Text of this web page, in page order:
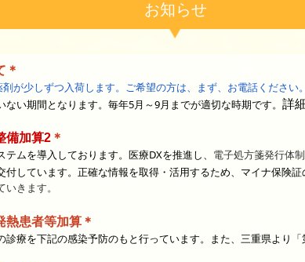
お知らせ
＊
が少しずつ入荷します。ご希望の方は、まず、お電話ください。
い期間となります。毎年5月～9月までが適切な時期です。 詳
備加算2＊
ムを導入しております。医療DXを推進し、 電子処方箋発行体
付しています。正確な情報を取得・活用するため、マイナ保険証
きます。
熱患者等加算＊
療を下記の感染予防のもと行っています。 また、三重県より